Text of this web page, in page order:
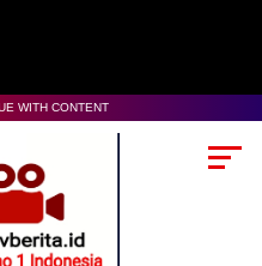
WITH CONTENT